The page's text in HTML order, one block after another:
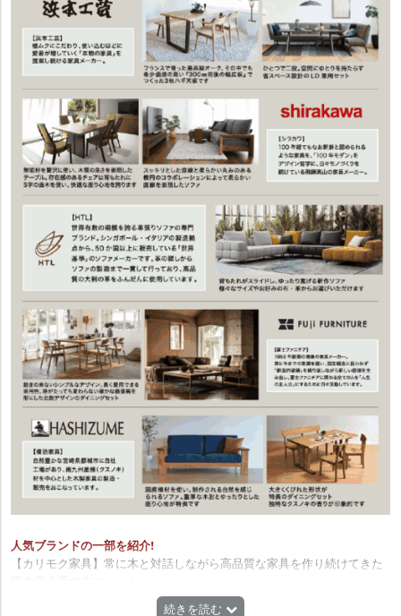
人気ブランドの一部を紹介!
【カリモク家具】常に木と対話しながら高品質な家具を作り続けてきた
【飛騨産業】歴史に残る平城・平安の造都に活躍した「飛騨の匠」、そ
続きを読む